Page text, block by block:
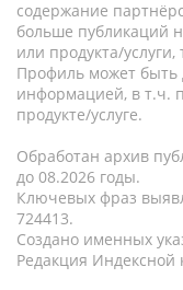
содержание
больше публикаций
или продукта/
Профиль может быть
информацией, в т.ч.
продукте/услуге.
Обработан архив
до 08.2026 годы.
Ключевых фраз
724413.
Создано именных
Редакция Индексной